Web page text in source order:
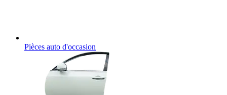
Pièces auto d'occasion